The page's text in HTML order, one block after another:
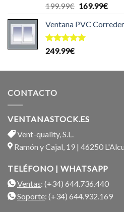
Valorado
de 5
199.99€ El
original
era:
169.99€El
Ventana PVC
Valorado
249.99€
CONTACTO
VENTANASTOCK.ES
Vent-quality, S.L.
Ramón y Cajal, 19 | 46250
TELÉFONO | WHATSAPP
Ventas: (+34) 644.736.440
Soporte: (+34) 644.932.169